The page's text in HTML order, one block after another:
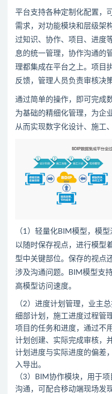
平台支持各种定制化配置，
需求，对功能模块和层级架
过知识、协作、项目、进度
息的统一管理，协作沟通的
理都集成在平台之上。项目
反馈，管理人员负责审核决
通过简单的操作，即可完成
为基础的精细化管理，为企
从而实现数字化设计、施工
（1）轻量化BIM模型，模
以随时保存视点，进行模型
型中关键部位。保存的视点
涉及沟通问题。BIM模型支
高模型访问速度。
（2）进度计划管理，业主
细部计划，施工进度过程管
项目的任务和进度，通过不
计划创建、实际完成审核，
计划进度与实际进度的偏差
入导出。
（3）BIM协作模块，用于
沟通，可配合移动端现场发